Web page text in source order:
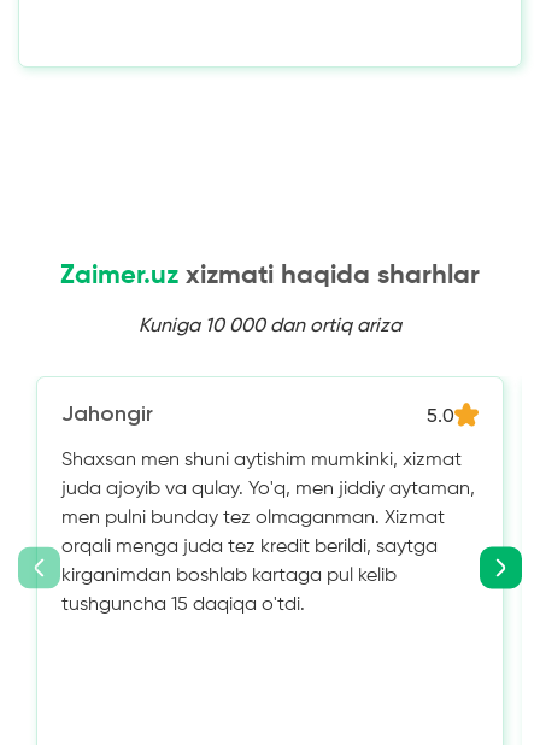
Zaimer.uz xizmati haqida sharhlar
Kuniga 10 000 dan ortiq ariza
Jahongir 5.0
Shaxsan men shuni aytishim mumkinki, xizmat
juda ajoyib va ​​qulay. Yo'q, men jiddiy aytaman,
men pulni bunday tez olmaganman. Xizmat
orqali menga juda tez kredit berildi, saytga
kirganimdan boshlab kartaga pul kelib
tushguncha 15 daqiqa o'tdi.